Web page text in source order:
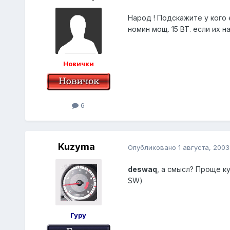
Новички
6
Народ ! Подскажите у кого
номин мощ. 15 ВТ. если их
Kuzyma
Гуру
Опубликовано 1 августа, 2003
deswaq , а смысл? Проще
SW)